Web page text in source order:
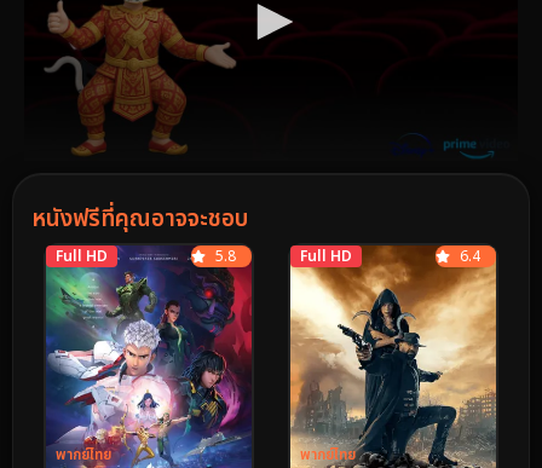
หนังฟรีที่คุณอาจจะชอบ
Full HD
พากย์ไทย
5.8 Full HD
พากย์ไทย
6.4